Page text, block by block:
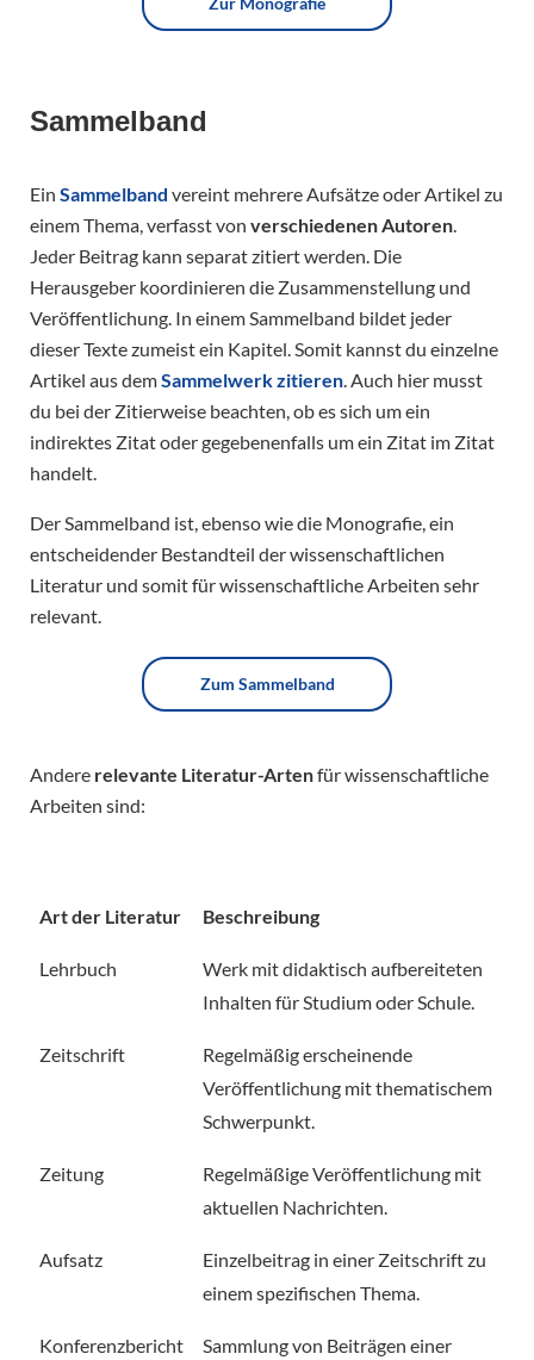
Sammelband
Ein Sammelband vereint mehrere Aufsätze oder Artikel zu
einem Thema, verfasst von verschiedenen Autoren.
Jeder Beitrag kann separat zitiert werden. Die
Herausgeber koordinieren die Zusammenstellung und
Veröffentlichung. In einem Sammelband bildet jeder
dieser Texte zumeist ein Kapitel. Somit kannst du einzelne
Artikel aus demSammelwerk zitieren. Auch hier musst
du bei der Zitierweise beachten, ob es sich um ein
indirektes Zitat oder gegebenenfalls um ein Zitat im Zitat
handelt.
Der Sammelband ist, ebenso wie die Monografie, ein
entscheidender Bestandteil der wissenschaftlichen
Literatur und somit für wissenschaftliche Arbeiten sehr
relevant.
Zum Sammelband
Andere relevante Literatur-Artenfür wissenschaftliche
Arbeiten sind:
Art der Literatur Beschreibung
Lehrbuch
Werk mit didaktisch aufbereiteten
Inhalten für Studium oder Schule.
Zeitschrift
Regelmäßig erscheinende
Veröffentlichung mit thematischem
Schwerpunkt.
Zeitung
Regelmäßige Veröffentlichung mit
aktuellen Nachrichten.
Aufsatz
Einzelbeitrag in einer Zeitschrift zu
einem spezifischen Thema.
Konferenzbericht
Sammlung von Beiträgen einer